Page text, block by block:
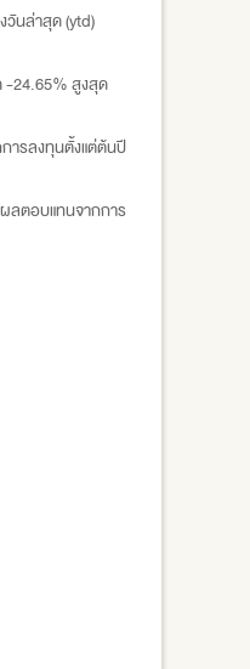
นล่าสุด (ytd)
-24.65% สูงสุด
ารลงทุนตั้งแต่ต้นปี
ลตอบแทนจากการ